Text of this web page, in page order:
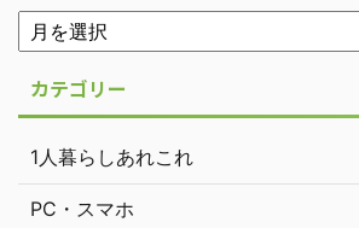
カテゴリー
1人暮らしあれこれ
PC・スマホ